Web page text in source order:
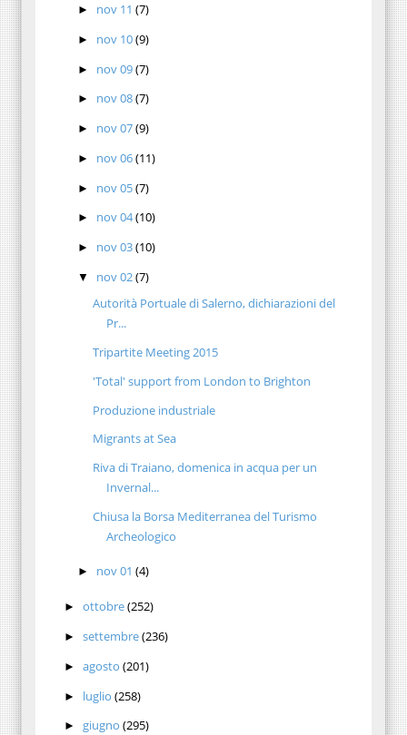
► nov 11(7)
► nov 10(9)
► nov 09(7)
► nov 08(7)
► nov 07(9)
► nov 06(11)
► nov 05(7)
► nov 04(10)
► nov 03(10)
▼ nov 02(7)
Autorità Portuale di Salerno, dichiarazioni del
Pr...
Tripartite Meeting 2015
'Total' support from London to Brighton
Produzione industriale
Migrants at Sea
Riva di Traiano, domenica in acqua per un
Invernal...
Chiusa la Borsa Mediterranea del Turismo
Archeologico
► nov 01(4)
► ottobre(252)
► settembre(236)
► agosto (201)
► luglio (258)
► giugno (295)